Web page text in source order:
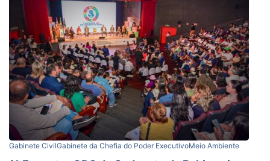
Gabinete CivilGabinete da Chefia do Poder ExecutivoMeio Ambiente